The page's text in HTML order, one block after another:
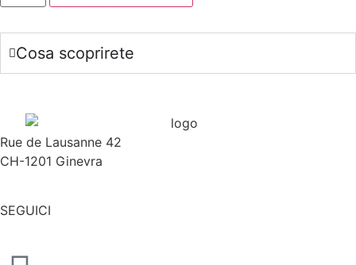
Cosa scoprirete
Rue de Lausanne 42
CH-1201 Ginevra
SEGUICI